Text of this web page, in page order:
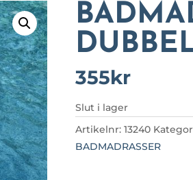
355kr
Slut i lager
Artikelnr: 13240
BADMADRASSER